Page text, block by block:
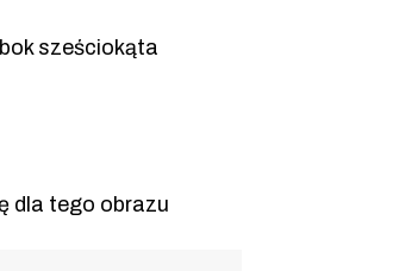
sześciokąta
dla tego obrazu